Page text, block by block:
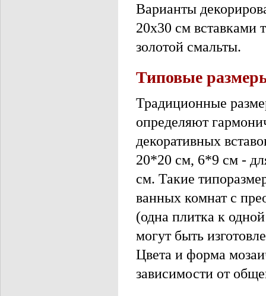
Варианты
20х30 см вставками
золотой смальты.
Типовые
Традиционные
определяют
декоративных
20*20 см, 6*9 см -
см. Такие
ванных комнат с
(одна плитка к
могут быть
Цвета и форма
зависимости от